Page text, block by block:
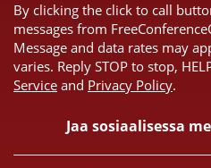
By clicking the click to call
messages from
Message and data rates may
varies. Reply STOP to stop,
Service and Privacy Policy.
Jaa sosiaalisessa